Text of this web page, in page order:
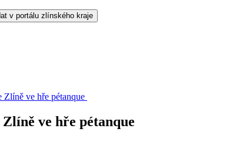
ve hře pétanque
ve hře pétanque